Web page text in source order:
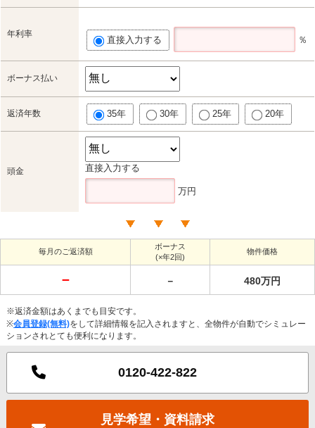
年利率
直接入力する ％
ボーナス払い
返済年数 35年 30年 25年 20年
頭金 直接入力する
万円
毎月のご返済額
ボーナス
(×年2回)
物件価格
－ － 480万円
※返済金額はあくまでも目安です。
※会員登録(無料)をして詳細情報を記入されますと、全物件が自動でシミュレー
ションされとても便利になります。
0120-422-822
見学希望・資料請求